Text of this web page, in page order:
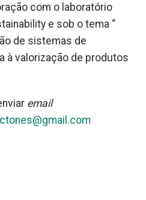
com o laboratório
e sob o tema “
de sistemas de
à valorização de produtos
email